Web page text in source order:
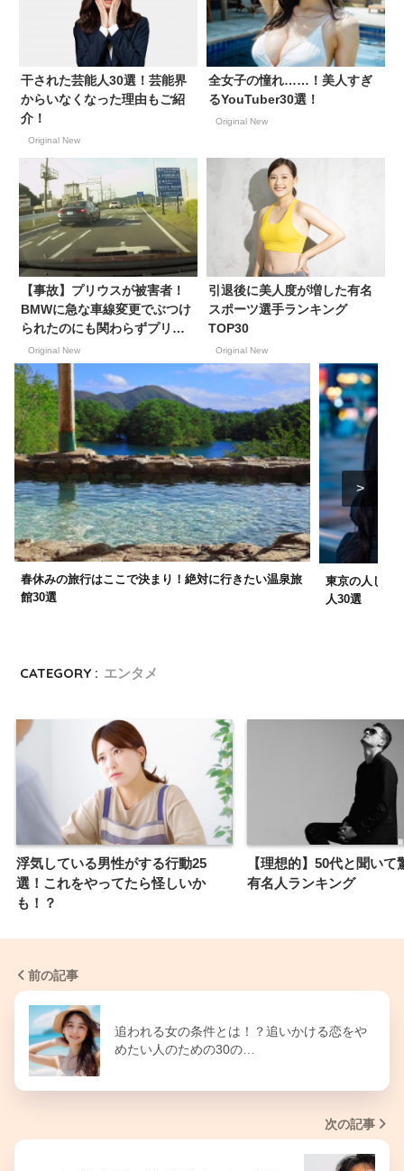
干された芸能人30選！芸能界
からいなくなった理由もご紹
介！
Original New
全女子の憧れ……！美人すぎ
るYouTuber30選！
Original New
【事故】プリウスが被害者！
BMWに急な車線変更でぶつけ
られたのにも関わらずプリウ
ス3:BMW7の過失割合で納得
いかず…！
Original New
引退後に美人度が増した有名
スポーツ選手ランキング
TOP30
Original New
春休みの旅行はここで決まり！絶対に行きたい温泉旅
館30選
東京の人じゃ
人30選
CATEGORY : エンタメ
浮気している男性がする行動25
選！これをやってたら怪しいか
も！？
【理想的】50代と聞いて
有名人ランキング
前の記事
追われる女の条件とは！？追いかける恋をや
めたい人のための30の…
次の記事